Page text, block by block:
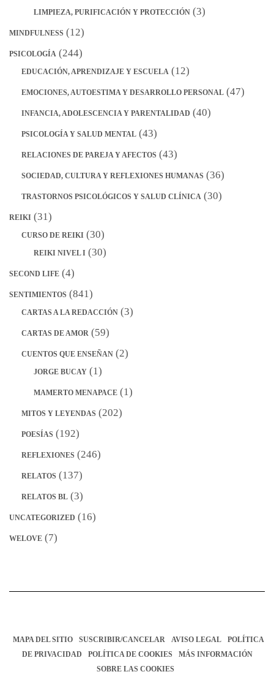
LIMPIEZA, PURIFICACIÓN Y PROTECCIÓN (3)
MINDFULNESS (12)
PSICOLOGÍA (244)
EDUCACIÓN, APRENDIZAJE Y ESCUELA (12)
EMOCIONES, AUTOESTIMA Y DESARROLLO PERSONAL (47)
INFANCIA, ADOLESCENCIA Y PARENTALIDAD (40)
PSICOLOGÍA Y SALUD MENTAL (43)
RELACIONES DE PAREJA Y AFECTOS (43)
SOCIEDAD, CULTURA Y REFLEXIONES HUMANAS (36)
TRASTORNOS PSICOLÓGICOS Y SALUD CLÍNICA (30)
REIKI (31)
CURSO DE REIKI (30)
REIKI NIVEL I (30)
SECOND LIFE (4)
SENTIMIENTOS (841)
CARTAS A LA REDACCIÓN (3)
CARTAS DE AMOR (59)
CUENTOS QUE ENSEÑAN (2)
JORGE BUCAY (1)
MAMERTO MENAPACE (1)
MITOS Y LEYENDAS (202)
POESÍAS (192)
REFLEXIONES (246)
RELATOS (137)
RELATOS BL (3)
UNCATEGORIZED (16)
WELOVE (7)
MAPA DEL SITIO SUSCRIBIR/CANCELAR AVISO LEGAL
POLÍTICA
DE PRIVACIDAD
POLÍTICA DE COOKIES
MÁS INFORMACIÓN
SOBRE LAS COOKIES